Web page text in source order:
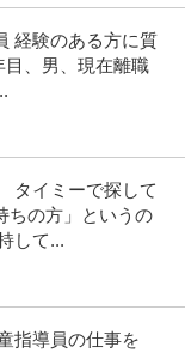
デイサービス事業所にお
カイゴジョブエージェント
経験のある方に質
目、男、現在離職
タイミーで探して
ちの方」というの
して...
指導員の仕事を